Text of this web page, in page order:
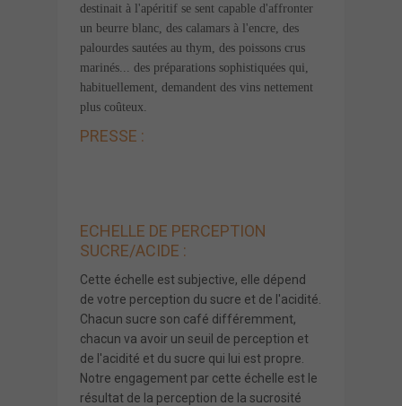
destinait à l'apéritif se sent capable d'affronter
un beurre blanc, des calamars à l'encre, des
palourdes sautées au thym, des poissons crus
marinés... des préparations sophistiquées qui,
habituellement, demandent des vins nettement
plus coûteux.
PRESSE :
ECHELLE DE PERCEPTION
SUCRE/ACIDE :
Cette échelle est subjective, elle dépend
de votre perception du sucre et de l'acidité.
Chacun sucre son café différemment,
chacun va avoir un seuil de perception et
de l'acidité et du sucre qui lui est propre.
Notre engagement par cette échelle est le
résultat de la perception de la sucrosité